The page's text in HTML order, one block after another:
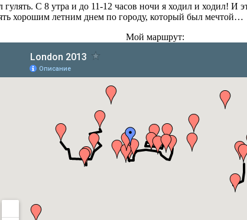
С 8 утра и до 11-12 часов ночи я ходил и ходил!
хорошим летним днем по городу, который был мечтой…
Мой маршрут: